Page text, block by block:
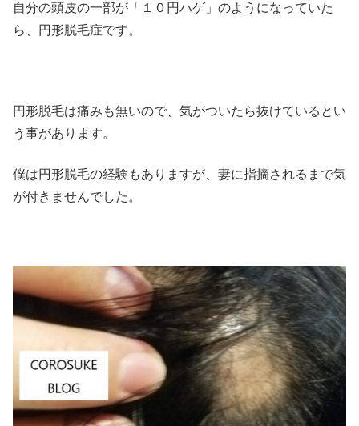
自分の頭皮の一部が「１０円ハゲ」のようになっていた
ら、円形脱毛症です。
円形脱毛は痛みも無いので、気がついたら抜けているとい
う事があります。
僕は円形脱毛の経験もありますが、妻に指摘されるまで気
が付きませんでした。